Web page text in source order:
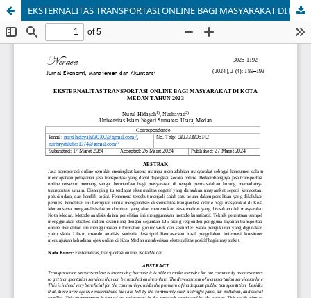
EKSTERNALITAS TRANSPORTASI ONLINE BAGI MASYARAKAT DI KOTA MEDAN TAHUN 2023